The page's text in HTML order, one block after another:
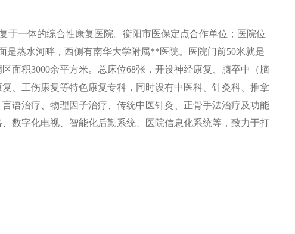
于一体的综合性康复医院。衡阳市医保定点合作单位；医院位
蒸水河畔，西侧有南华大学附属**医院。医院门前50米就是
面积3000余平方米。总床位68张，开设神经康复、脑卒中（脑
、工伤康复等特色康复专科，同时设有中医科、针灸科、推拿
语治疗、物理因子治疗、传统中医针灸、正骨手法治疗及功能
数字化电视、智能化后勤系统、医院信息化系统等，致力于打